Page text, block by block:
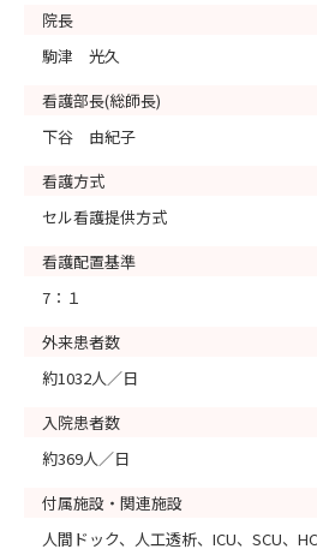
院長
駒津 光久
看護部長(総師長)
下谷 由紀子
看護方式
セル看護提供方式
看護配置基準
7：１
外来患者数
約1032人／日
入院患者数
約369人／日
付属施設・関連施設
人間ドック、人工透析、ICU、SCU、